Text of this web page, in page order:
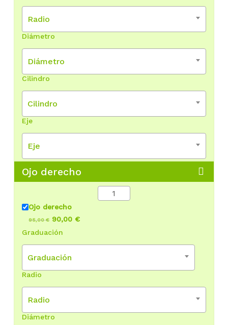
Radio
Diámetro
Diámetro
Cilindro
Cilindro
Eje
Eje
Ojo derecho
Ojo derecho
95,00 € 90,00 €
Graduación
Graduación
Radio
Radio
Diámetro